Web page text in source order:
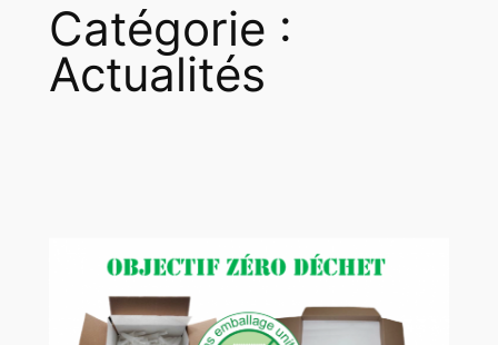
Catégorie :
Actualités